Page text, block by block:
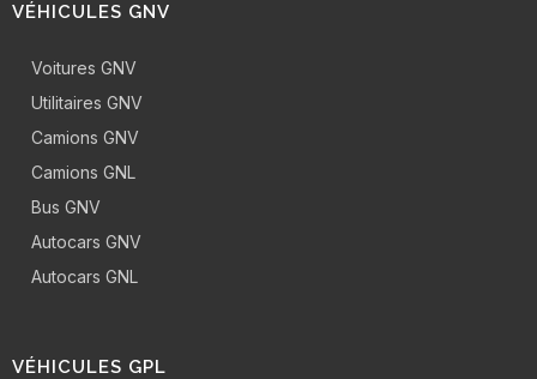
VÉHICULES GNV
Voitures GNV
Utilitaires GNV
Camions GNV
Camions GNL
Bus GNV
Autocars GNV
Autocars GNL
VÉHICULES GPL